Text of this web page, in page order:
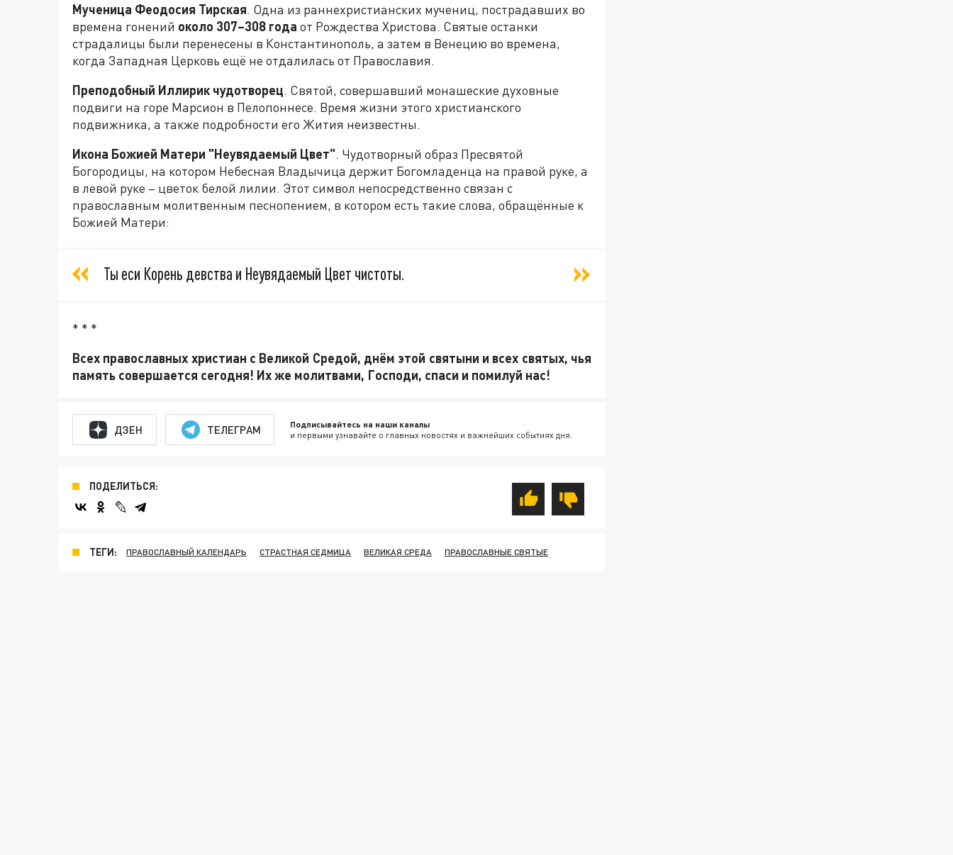
Мученица Феодосия Тирская. Одна из раннехристианских мучениц, пострадавших во
времена гонений около 307–308 года от Рождества Христова. Святые останки
страдалицы были перенесены в Константинополь, а затем в Венецию во времена,
когда Западная Церковь ещё не отдалилась от Православия.
Преподобный Иллирик чудотворец. Святой, совершавший монашеские духовные
подвиги на горе Марсион в Пелопоннесе. Время жизни этого христианского
подвижника, а также подробности его Жития неизвестны.
Икона Божией Матери "Неувядаемый Цвет". Чудотворный образ Пресвятой
Богородицы, на котором Небесная Владычица держит Богомладенца на правой руке, а
в левой руке – цветок белой лилии. Этот символ непосредственно связан с
православным молитвенным песнопением, в котором есть такие слова, обращённые к
Божией Матери:
Ты еси Корень девства и Неувядаемый Цвет чистоты.
* * *
Всех православных христиан с Великой Средой, днём этой святыни и всех святых, чья
память совершается сегодня! Их же молитвами, Господи, спаси и помилуй нас!
ДЗЕН ТЕЛЕГРАМ Подписывайтесь на наши каналы
и первыми узнавайте о главных новостях и важнейших событиях дня.
ПОДЕЛИТЬСЯ:
ТЕГИ: ПРАВОСЛАВНЫЙ КАЛЕНДАРЬ СТРАСТНАЯ СЕДМИЦА ВЕЛИКАЯ СРЕДА ПРАВОСЛАВНЫЕ СВЯТЫЕ